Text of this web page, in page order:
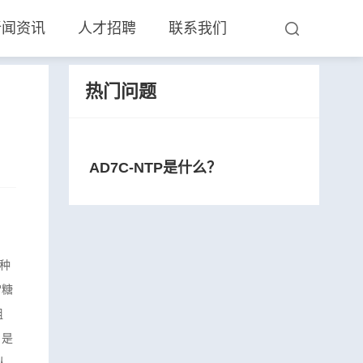
资讯 人才招聘 联系我们
热门问题
AD7C-NTP是什么？